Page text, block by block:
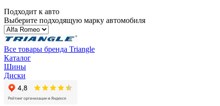
Подходит к авто
Выберите подходящую марку автомобиля
Все товары бренда Triangle
Каталог
Шины
Диски